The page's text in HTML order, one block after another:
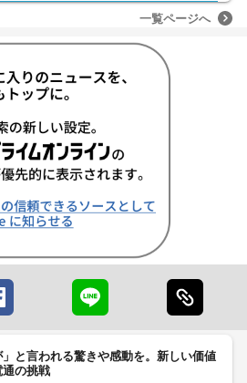
一覧ページへ
」と言われる驚きや感動を。新しい価値
通の挑戦